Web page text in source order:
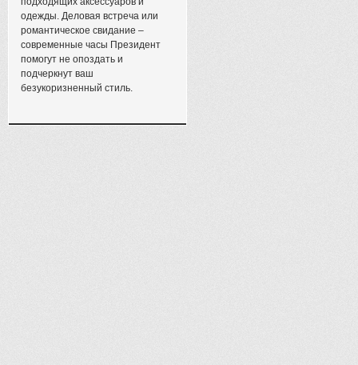
одежды. Деловая встреча или
романтическое свидание –
современные часы Президент
помогут не опоздать и
подчеркнут ваш
безукоризненный стиль.